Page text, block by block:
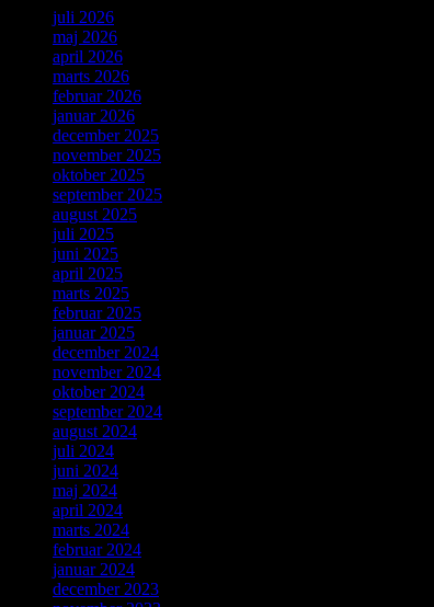
juli 2026
maj 2026
april 2026
marts 2026
februar 2026
januar 2026
december 2025
november 2025
oktober 2025
september 2025
august 2025
juli 2025
juni 2025
april 2025
marts 2025
februar 2025
januar 2025
december 2024
november 2024
oktober 2024
september 2024
august 2024
juli 2024
juni 2024
maj 2024
april 2024
marts 2024
februar 2024
januar 2024
december 2023